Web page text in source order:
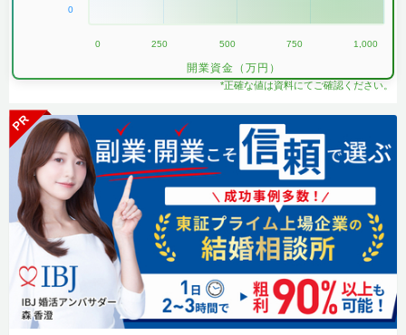
0
0 250 500 750 1,000
開業資金（万円）
*正確な値は資料にてご確認ください。
PR